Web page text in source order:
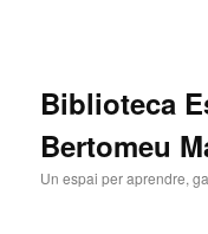
Biblioteca
Bertomeu
Un espai per aprendre,